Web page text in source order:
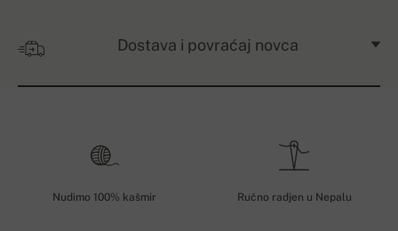
Dostava i povraćaj novca
Nudimo 100% kašmir Ručno radjen u Nepalu